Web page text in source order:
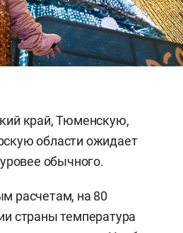
край, Тюменскую,
области ожидает
обычного.
расчетам, на 80
страны температура